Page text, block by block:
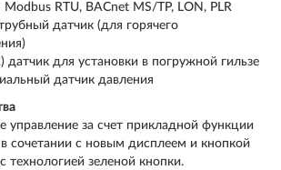
RTU, BACnet MS/TP, LON, PLR
датчик (для горячего
датчик для установки в погружной гильзе
датчик давления
управление за счет прикладной функции
сочетании с новым дисплеем и кнопкой
технологией зеленой кнопки.